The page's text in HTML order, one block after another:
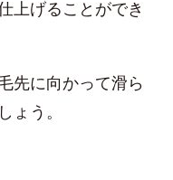
上げることができ
先に向かって滑ら
ょう。